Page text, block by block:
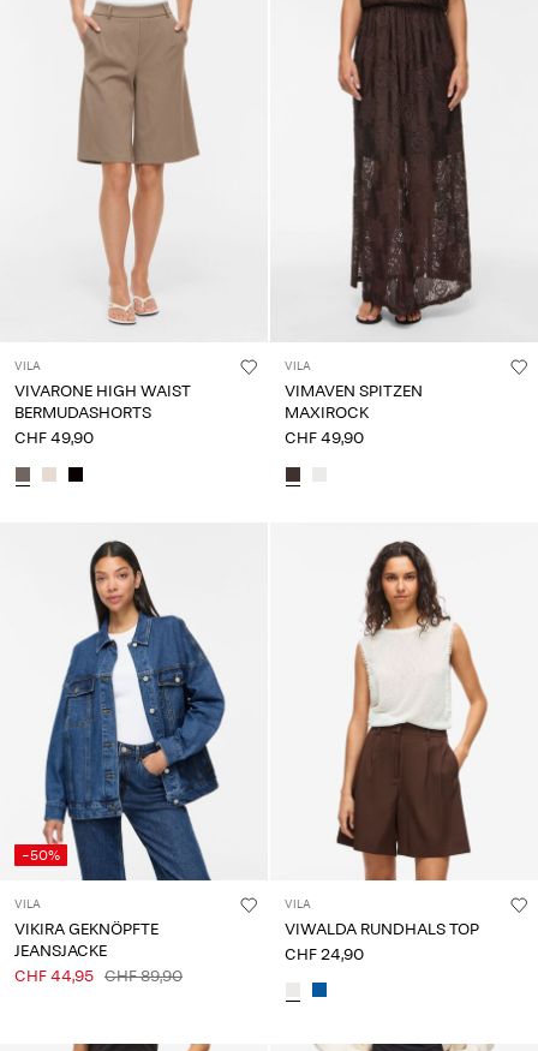
VILA
VIVARONE HIGH WAIST
BERMUDASHORTS
CHF 49,90
VILA
VIMAVEN SPITZEN
MAXIROCK
CHF 49,90
-50%
VILA
VIKIRA GEKNÖPFTE
JEANSJACKE
CHF 44,95 CHF 89,90
VILA
VIWALDA RUNDHALS TOP
CHF 24,90